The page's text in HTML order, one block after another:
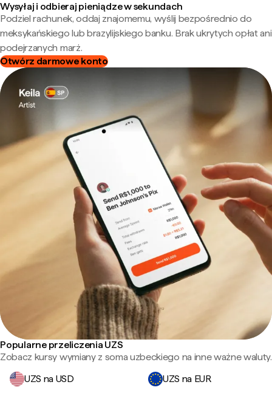
Wysyłaj i odbieraj pieniądze w sekundach
Podziel rachunek, oddaj znajomemu, wyślij bezpośrednio do
meksykańskiego lub brazylijskiego banku. Brak ukrytych opłat ani
podejrzanych marż.
Otwórz darmowe konto
Popularne przeliczenia UZS
Zobacz kursy wymiany z soma uzbeckiego na inne ważne waluty.
UZS na USD
UZS na EUR